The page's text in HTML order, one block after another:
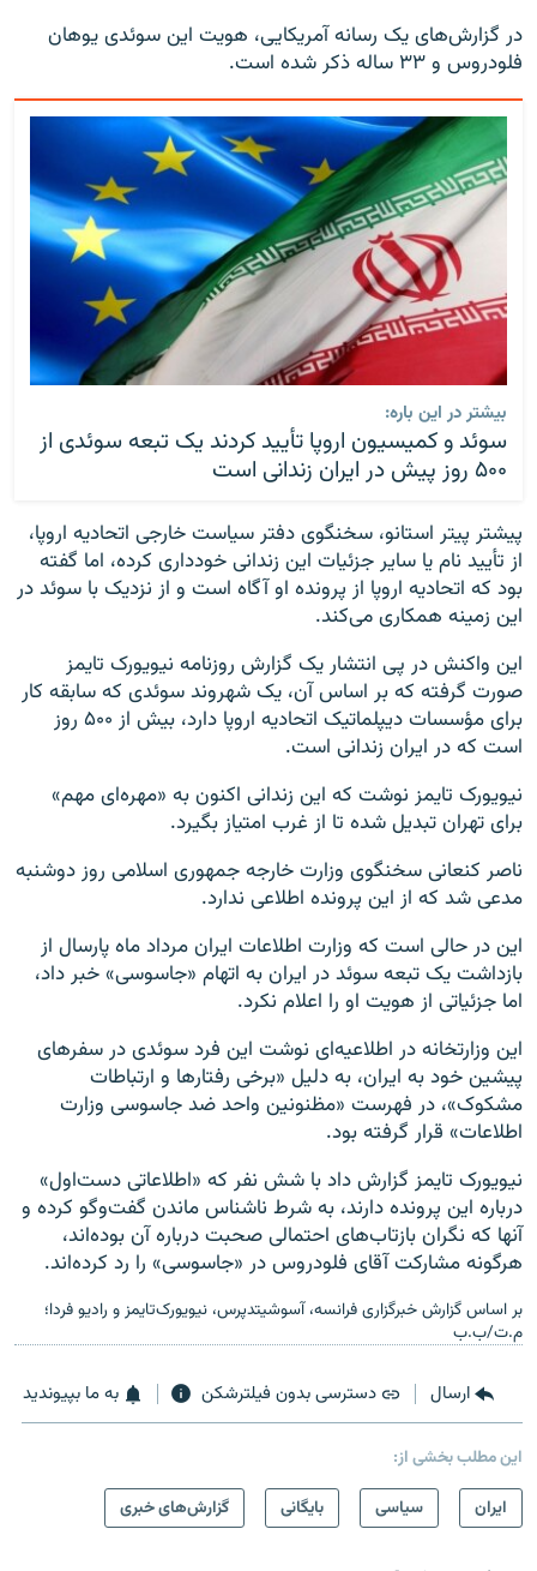
در گزارش‌های یک رسانه آمریکایی، هویت این سوئدی یوهان
فلودروس و ۳۳ ساله ذکر شده است.
بیشتر در این باره:
سوئد و کمیسیون اروپا تأیید کردند یک تبعه سوئدی از
۵۰۰ روز پیش در ایران زندانی است
پیشتر پیتر استانو، سخنگوی دفتر سیاست خارجی اتحادیه اروپا،
از تأیید نام یا سایر جزئیات این زندانی خودداری کرده، اما گفته
بود که اتحادیه اروپا از پرونده او آگاه است و از نزدیک با سوئد در
این زمینه همکاری می‌کند.
این واکنش در پی انتشار یک گزارش روزنامه نیویورک تایمز
صورت گرفته که بر اساس آن، یک شهروند سوئدی که سابقه کار
برای مؤسسات دیپلماتیک اتحادیه اروپا دارد، بیش از ۵۰۰ روز
است که در ایران زندانی است.
نیویورک تایمز نوشت که این زندانی اکنون به «مهره‌ای مهم»
برای تهران تبدیل شده تا از غرب امتیاز بگیرد.
ناصر کنعانی سخنگوی وزارت خارجه جمهوری اسلامی روز دوشنبه
مدعی شد که از این پرونده اطلاعی ندارد.
این در حالی است که وزارت اطلاعات ایران مرداد ماه پارسال از
بازداشت یک تبعه‌ سوئد در ایران به اتهام «جاسوسی» خبر داد،
اما جزئیاتی از هویت او را اعلام نکرد.
این وزارتخانه در اطلاعیه‌ای نوشت این فرد سوئدی در سفرهای ‌
پیشین خود به ایران، به ‌دلیل «برخی رفتارها و ارتباطات
مشکوک»، در فهرست «مظنونین واحد ضد جاسوسی وزارت
اطلاعات» قرار گرفته بود.
نیویورک تایمز گزارش داد با شش نفر که «اطلاعاتی دست‌اول»
درباره این پرونده دارند، به شرط ناشناس ماندن گفت‌وگو کرده و
آنها که نگران بازتاب‌های احتمالی صحبت درباره آن بوده‌اند،
هرگونه مشارکت آقای فلودروس در «جاسوسی» ‌را رد کرده‌اند.
بر اساس گزارش خبرگزاری فرانسه، آسوشیتدپرس، نیویورک‌تایمز و رادیو فردا؛
م.ت/ب.ب
ارسال دسترسی بدون فیلترشکن به ما بپیوندید
این مطلب بخشی از:
ايران
سیاسی بایگانی گزارش‌های خبری